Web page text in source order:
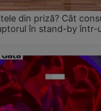
din priză? Cât
în stand-by într-